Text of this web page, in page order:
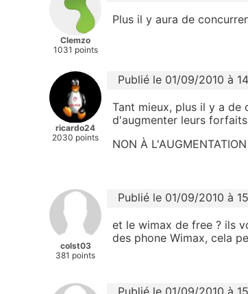
Clemzo
1031 points
Plus il y aura de
ricardo24
2030 points
Publié le 01/09/2010 à
Tant mieux, plus il y a de
d'augmenter leurs
NON À
colst03
381 points
Publié le 01/09/2010 à
et le wimax de free ? ils
des phone Wimax, cela